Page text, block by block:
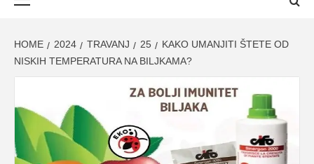
HOME 2024 TRAVANJ 25
KAKO UMANJITI ŠTETE OD
NISKIH TEMPERATURA NA BILJKAMA?